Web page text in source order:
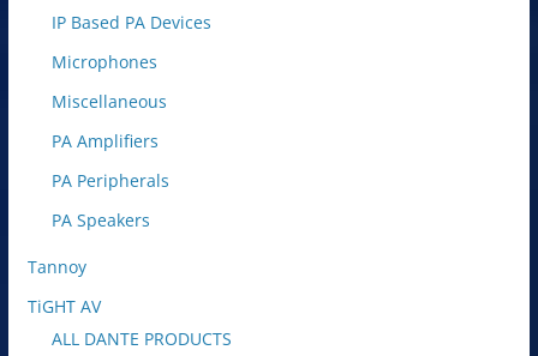
IP Based PA Devices
Microphones
Miscellaneous
PA Amplifiers
PA Peripherals
PA Speakers
Tannoy
TiGHT AV
ALL DANTE PRODUCTS